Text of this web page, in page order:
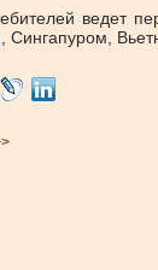
ведет